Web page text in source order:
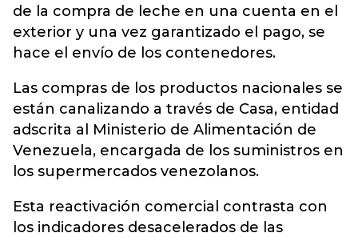
de la compra de leche en una cuenta en el
exterior y una vez garantizado el pago, se
hace el envío de los contenedores.
Las compras de los productos nacionales se
están canalizando a través de Casa, entidad
adscrita al Ministerio de Alimentación de
Venezuela, encargada de los suministros en
los supermercados venezolanos.
Esta reactivación comercial contrasta con
los indicadores desacelerados de las